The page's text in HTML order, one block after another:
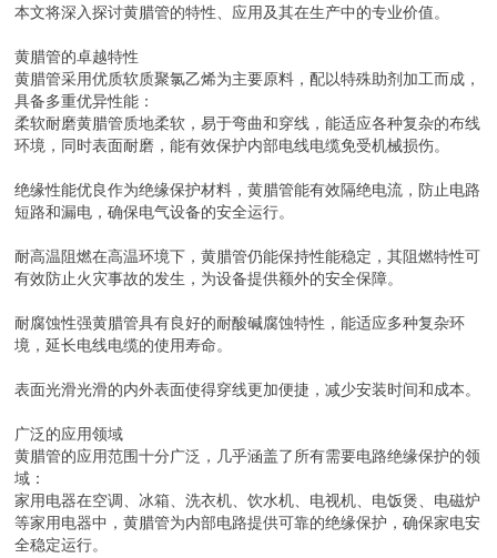
本文将深入探讨黄腊管的特性、应用及其在生产中的专业价值。
黄腊管的卓越特性
黄腊管采用优质软质聚氯乙烯为主要原料，配以特殊助剂加工而成，
具备多重优异性能：
柔软耐磨黄腊管质地柔软，易于弯曲和穿线，能适应各种复杂的布线
环境，同时表面耐磨，能有效保护内部电线电缆免受机械损伤。
绝缘性能优良作为绝缘保护材料，黄腊管能有效隔绝电流，防止电路
短路和漏电，确保电气设备的安全运行。
耐高温阻燃在高温环境下，黄腊管仍能保持性能稳定，其阻燃特性可
有效防止火灾事故的发生，为设备提供额外的安全保障。
耐腐蚀性强黄腊管具有良好的耐酸碱腐蚀特性，能适应多种复杂环
境，延长电线电缆的使用寿命。
表面光滑光滑的内外表面使得穿线更加便捷，减少安装时间和成本。
广泛的应用领域
黄腊管的应用范围十分广泛，几乎涵盖了所有需要电路绝缘保护的领
域：
家用电器在空调、冰箱、洗衣机、饮水机、电视机、电饭煲、电磁炉
等家用电器中，黄腊管为内部电路提供可靠的绝缘保护，确保家电安
全稳定运行。